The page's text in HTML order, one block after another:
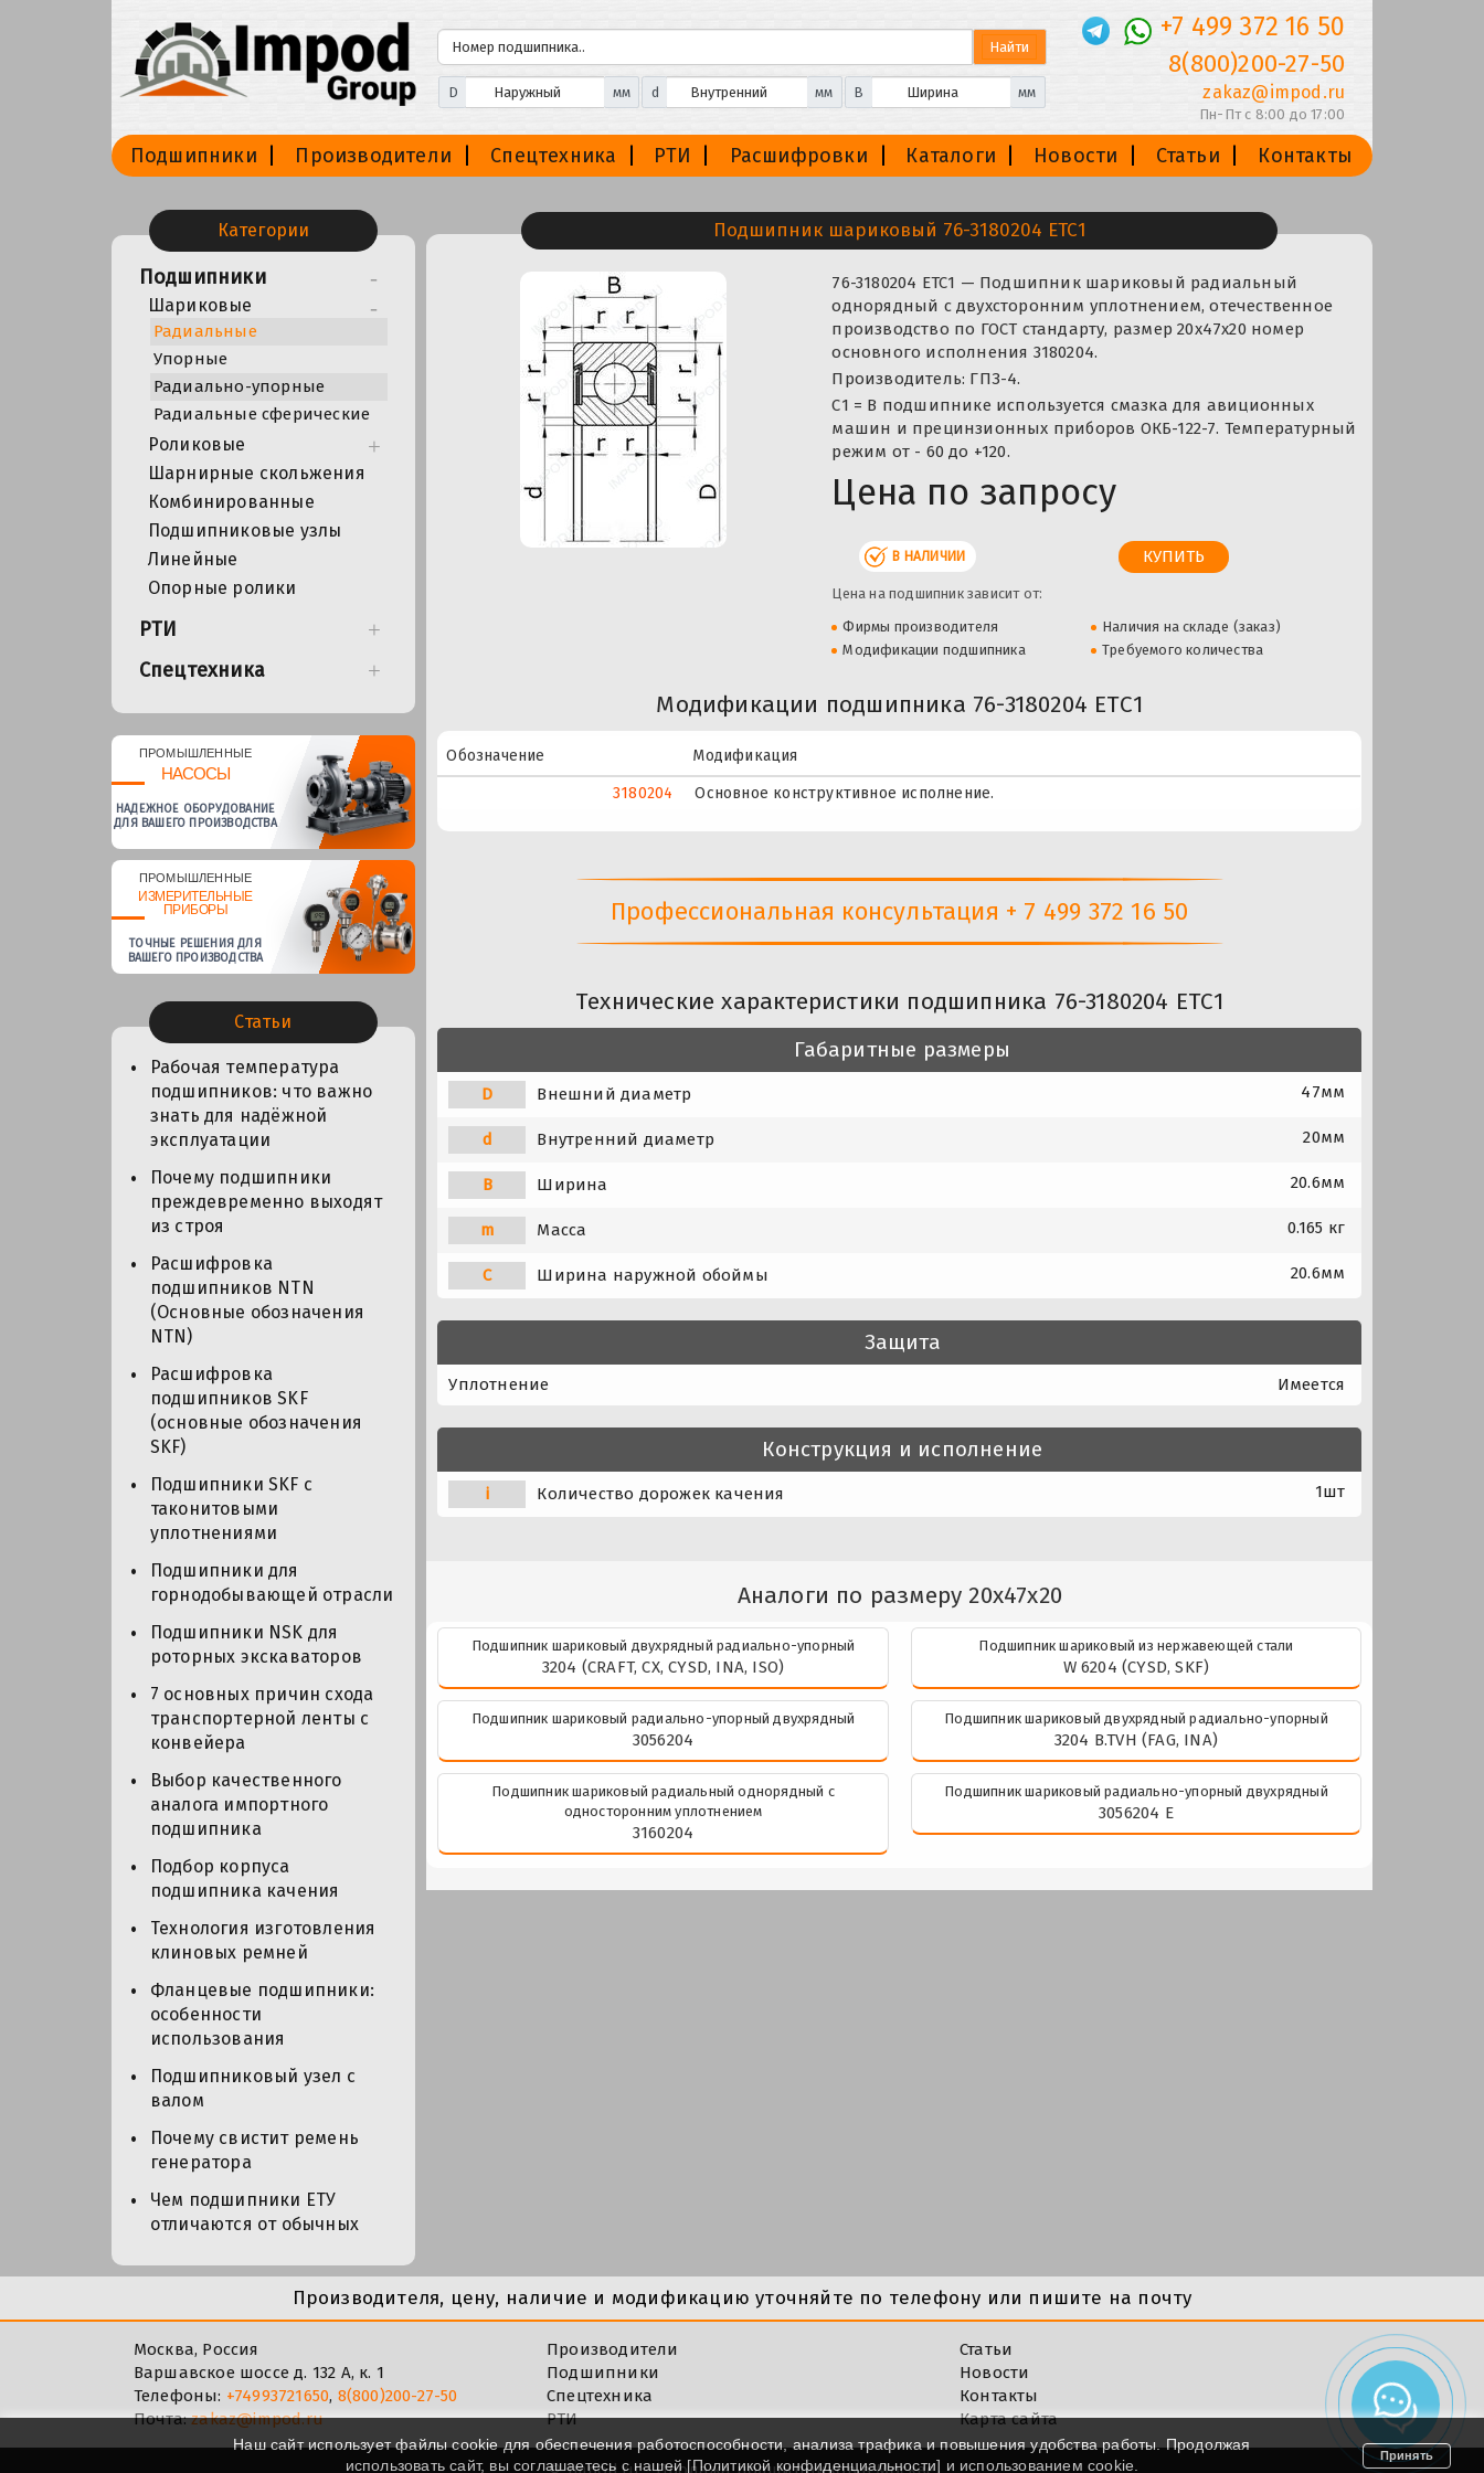
D мм d мм B мм
+7 499 372 16 50
8(800)200-27-50
zakaz@impod.ru
Пн-Пт с 8:00 до 17:00
Подшипники Производители Спецтехника РТИ Расшифровки Каталоги Новости Статьи Контакты
Категории
Подшипники
Шариковые
Радиальные
Упорные
Радиально-упорные
Радиальные сферические
Роликовые
Шарнирные скольжения
Комбинированные
Подшипниковые узлы
Линейные
Опорные ролики
РТИ
Спецтехника
ПРОМЫШЛЕННЫЕ
НАСОСЫ
НАДЕЖНОЕ ОБОРУДОВАНИЕ
ДЛЯ ВАШЕГО ПРОИЗВОДСТВА
ПРОМЫШЛЕННЫЕ
ИЗМЕРИТЕЛЬНЫЕ
ПРИБОРЫ
ТОЧНЫЕ РЕШЕНИЯ ДЛЯ
ВАШЕГО ПРОИЗВОДСТВА
Статьи
Рабочая температура
подшипников: что важно
знать для надёжной
эксплуатации
Почему подшипники
преждевременно выходят
из строя
Расшифровка
подшипников NTN
(Основные обозначения
NTN)
Расшифровка
подшипников SKF
(основные обозначения
SKF)
Подшипники SKF с
таконитовыми
уплотнениями
Подшипники для
горнодобывающей отрасли
Подшипники NSK для
роторных экскаваторов
7 основных причин схода
транспортерной ленты с
конвейера
Выбор качественного
аналога импортного
подшипника
Подбор корпуса
подшипника качения
Технология изготовления
клиновых ремней
Фланцевые подшипники:
особенности
использования
Подшипниковый узел с
валом
Почему свистит ремень
генератора
Чем подшипники ЕТУ
отличаются от обычных
Подшипник шариковый 76-3180204 ЕТС1
76-3180204 ЕТС1 — Подшипник шариковый радиальный
однорядный с двухсторонним уплотнением, отечественное
производство по ГОСТ стандарту, размер 20x47x20 номер
основного исполнения 3180204.
Производитель: ГПЗ-4.
С1 = В подшипнике используется смазка для авиционных
машин и прецинзионных приборов ОКБ-122-7. Температурный
режим от - 60 до +120.
Цена по запросу
В НАЛИЧИИ
Цена на подшипник зависит от:
Фирмы производителя
Наличия на складе (заказ)
Модификации подшипника
Требуемого количества
Модификации подшипника 76-3180204 ЕТС1
Обозначение
Модификация
3180204
Основное конструктивное исполнение.
Профессиональная консультация + 7 499 372 16 50
Технические характеристики подшипника 76-3180204 ЕТС1
Габаритные размеры
D Внешний диаметр 47мм
d Внутренний диаметр 20мм
B Ширина 20.6мм
m Масса 0.165 кг
C Ширина наружной обоймы 20.6мм
Защита
Уплотнение Имеется
Конструкция и исполнение
i Количество дорожек качения 1шт
Аналоги по размеру 20x47x20
Подшипник шариковый двухрядный радиально-упорный
3204 (CRAFT, CX, CYSD, INA, ISO)
Подшипник шариковый из нержавеющей стали
W 6204 (CYSD, SKF)
Подшипник шариковый радиально-упорный двухрядный
3056204
Подшипник шариковый двухрядный радиально-упорный
3204 B.TVH (FAG, INA)
Подшипник шариковый радиальный однорядный с
односторонним уплотнением
3160204
Подшипник шариковый радиально-упорный двухрядный
3056204 Е
Производителя, цену, наличие и модификацию уточняйте по телефону или пишите на почту
Москва, Россия
Варшавское шоссе д. 132 А, к. 1
Телефоны: +74993721650, 8(800)200-27-50
Почта:zakaz@impod.ru
Производители
Подшипники
Спецтехника
РТИ
Статьи
Новости
Контакты
Карта сайта
Наш сайт использует файлы cookie для обеспечения работоспособности, анализа трафика и повышения удобства работы. Продолжая
использовать сайт, вы соглашаетесь с нашей [Политикой конфиденциальности] и использованием cookie.
Принять